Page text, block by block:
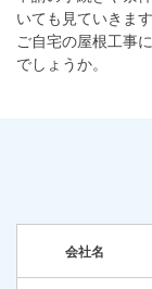
いても見ていきます
ご自宅の屋根工事
でしょうか。
会社名